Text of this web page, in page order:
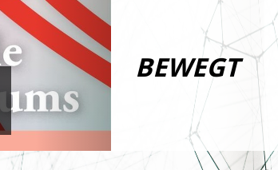
BEWEGT